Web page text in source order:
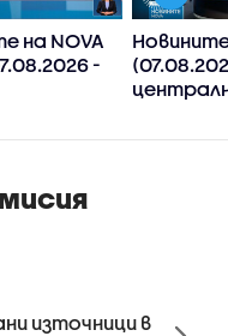
на NOVA
-
източници в